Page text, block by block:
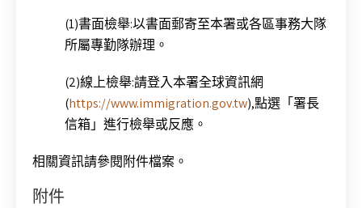
(1)書面檢舉:以書面郵寄至本署或各區事務大隊
所屬專勤隊辦理。
(2)線上檢舉:請登入本署全球資訊網
(https://www.immigration.gov.tw),點選「署長
信箱」進行檢舉或反應。
相關資訊請參閱附件檔案。
附件